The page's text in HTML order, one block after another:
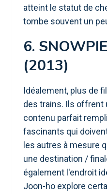
atteint le statut de
tombe souvent un
6.
(2013)
Idéalement, plus de
des trains. Ils offrent
contenu parfait
fascinants qui
les autres à mesure
une destination /
également l'endroit
Joon-ho explore